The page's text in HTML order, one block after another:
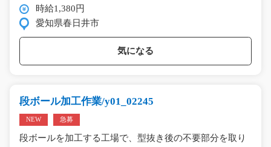
時給1,380円
愛知県春日井市
気になる
段ボール加工作業/y01_02245
NEW 急募
段ボールを加工する工場で、型抜き後の不要部分を取り